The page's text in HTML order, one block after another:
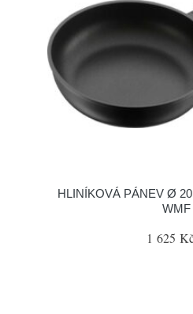
HLINÍKOVÁ PÁNEV Ø
WMF
1 625